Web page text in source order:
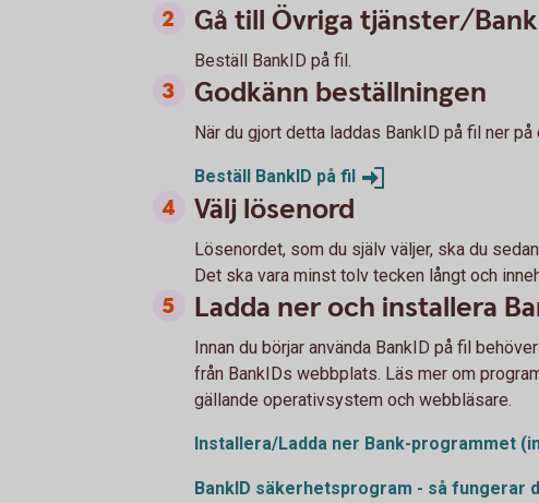
Gå till Övriga tjänster/
Beställ BankID på fil.
Godkänn beställningen
När du gjort detta laddas BankID på fil ner på
Beställ BankID på fil
Välj lösenord
Lösenordet, som du själv väljer, ska du
Det ska vara minst tolv tecken långt och
Ladda ner och installera
Innan du börjar använda BankID på fil
från BankIDs webbplats. Läs mer om
gällande operativsystem och webbläsare.
Installera/Ladda ner Bank-programmet
BankID säkerhetsprogram - så fungerar